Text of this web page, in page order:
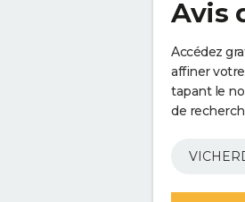
Avis
Accédez
affiner
tapant le
de